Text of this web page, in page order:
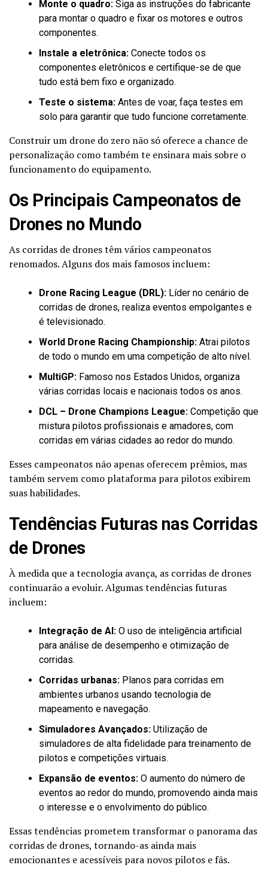
Monte o quadro: Siga as instruções do fabricante
para montar o quadro e fixar os motores e outros
componentes.
Instale a eletrônica: Conecte todos os
componentes eletrônicos e certifique-se de que
tudo está bem fixo e organizado.
Teste o sistema: Antes de voar, faça testes em
solo para garantir que tudo funcione corretamente.
Construir um drone do zero não só oferece a chance de
personalização como também te ensinara mais sobre o
funcionamento do equipamento.
Os Principais Campeonatos de
Drones no Mundo
As corridas de drones têm vários campeonatos
renomados. Alguns dos mais famosos incluem:
Drone Racing League (DRL): Líder no cenário de
corridas de drones, realiza eventos empolgantes e
é televisionado.
World Drone Racing Championship: Atrai pilotos
de todo o mundo em uma competição de alto nível.
MultiGP: Famoso nos Estados Unidos, organiza
várias corridas locais e nacionais todos os anos.
DCL – Drone Champions League: Competição que
mistura pilotos profissionais e amadores, com
corridas em várias cidades ao redor do mundo.
Esses campeonatos não apenas oferecem prêmios, mas
também servem como plataforma para pilotos exibirem
suas habilidades.
Tendências Futuras nas Corridas
de Drones
À medida que a tecnologia avança, as corridas de drones
continuarão a evoluir. Algumas tendências futuras
incluem:
Integração de AI: O uso de inteligência artificial
para análise de desempenho e otimização de
corridas.
Corridas urbanas: Planos para corridas em
ambientes urbanos usando tecnologia de
mapeamento e navegação.
Simuladores Avançados: Utilização de
simuladores de alta fidelidade para treinamento de
pilotos e competições virtuais.
Expansão de eventos: O aumento do número de
eventos ao redor do mundo, promovendo ainda mais
o interesse e o envolvimento do público.
Essas tendências prometem transformar o panorama das
corridas de drones, tornando-as ainda mais
emocionantes e acessíveis para novos pilotos e fãs.